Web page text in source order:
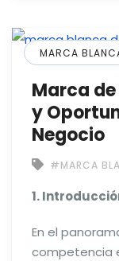
MARCA
Marca
y
Negocio
#MARCA
1.
En el
competencia